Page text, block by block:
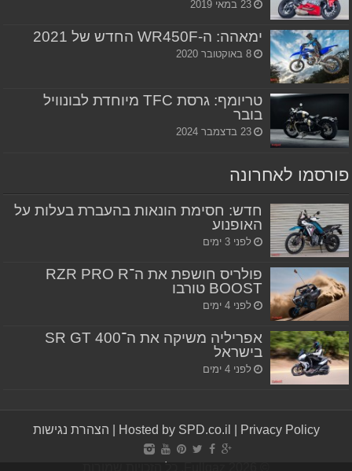
23 במאי 2019
ימאהה: ה-WR450F החדש של 2021
8 באוקטובר 2020
טריומף: גרסת TFC מיוחדת לבונוויל
בובר
23 בדצמבר 2024
פורסמו לאחרונה
חדש: חסימת הונאות בהעברת בעלות על
האופנוע
לפני 3 ימים
פולריס חושפת את ה־RZR PRO R
BOOST טורבו
לפני 4 ימים
אפריליה משיקה את ה־SR GT 400
בישראל
לפני 4 ימים
Hosted by SPD.co.il Privacy Policy הצהרת נגישות